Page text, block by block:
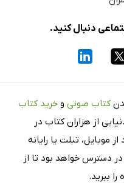
دنبال کنید.
کتاب صوتی و خرید کتاب
از هزاران کتاب در
موبایل، تبلت یا رایانه
دسترس خواهد بود تا از
ببرید.